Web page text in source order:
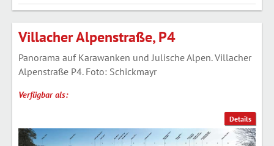
Details
Villacher Alpenstraße, P4
Panorama auf Karawanken und Julische Alpen. Villacher
Alpenstraße P4. Foto: Schickmayr
Verfügbar als: